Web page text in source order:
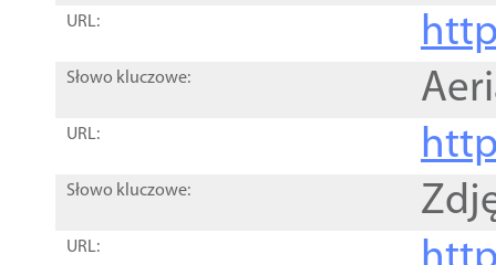
URL:
Słowo kluczowe:
URL:
Słowo kluczowe:
URL: